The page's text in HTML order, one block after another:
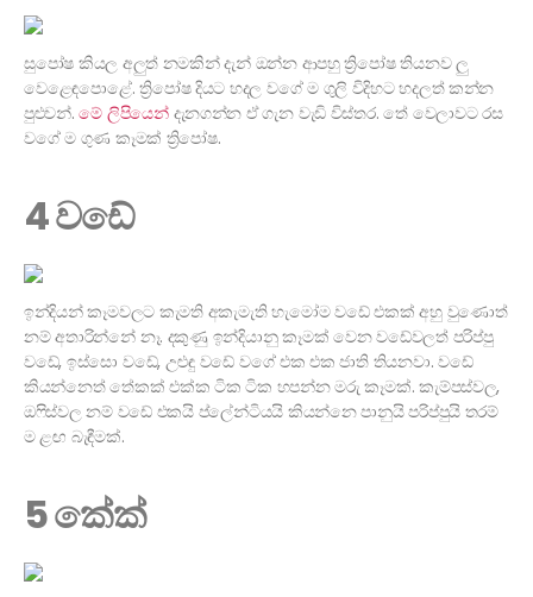
සුපෝෂ කියල අලුත් නමකින් දැන් ඔන්න ආපහු ත්‍රිපෝෂ තියනව ලු
වෙළෙඳපොළේ. ත්‍රිපෝෂ දියට හදල වගේ ම ගුලි විදිහට හදලත් කන්න
පුළුවන්.මේ ලිපියෙන්දැනගන්න ඒ ගැන වැඩි විස්තර. තේ වෙලාවට රස
වගේ ම ගුණ කෑමක් ත්‍රිපෝෂ.
4 වඩේ
ඉන්දියන් කෑමවලට කැමති අකැමැති හැමෝම වඩේ එකක් අහු වුණොත්
නම් අතාරින්නේ නෑ. දකුණු ඉන්දියානු කෑමක් වෙන වඩේවලත් පරිප්පු
වඩේ, ඉස්සො වඩේ, උළුඳු වඩේ වගේ එක එක ජාති තියනවා. වඩේ
කියන්නෙත් තේකක් එක්ක ටික ටික හපන්න මරු කෑමක්. කැම්පස්වල,
ඔෆිස්වල නම් වඩේ එකයි ප්ලේන්ටියයි කියන්නෙ පානුයි පරිප්පුයි තරම්
ම ළඟ බැඳීමක්.
5 කේක්